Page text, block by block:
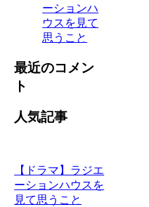
ーションハ
ウスを見て
思うこと
最近のコメン
ト
人気記事
【ドラマ】ラジエ
ーションハウスを
見て思うこと